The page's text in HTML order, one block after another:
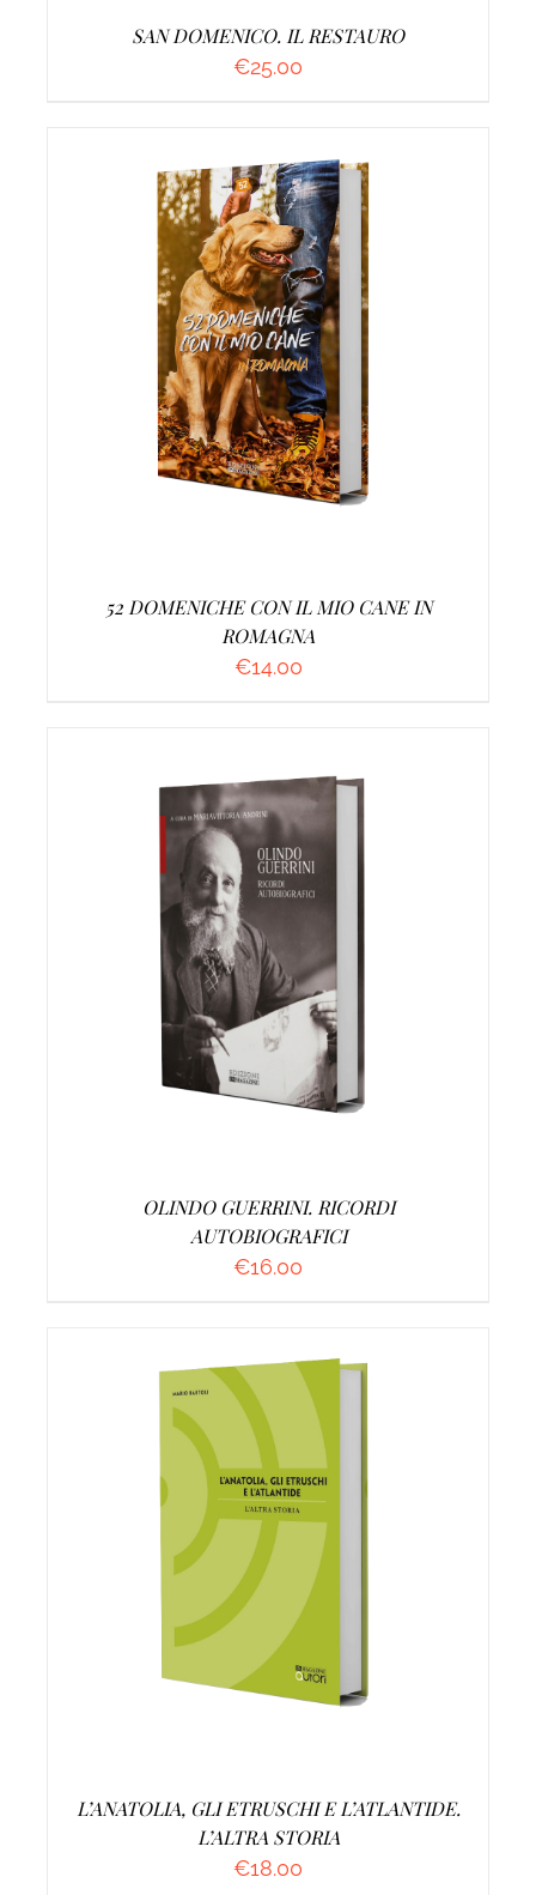
SAN DOMENICO. IL RESTAURO
€25.00
AGGIUNGI AL CARRELLO /
52 DOMENICHE CON IL MIO CANE IN
ROMAGNA
€14.00
AGGIUNGI AL CARRELLO
OLINDO GUERRINI. RICORDI
AUTOBIOGRAFICI
€16.00
AGGIUNGI AL CARRELLO /
L’ANATOLIA, GLI ETRUSCHI E L’ATLANTIDE.
L’ALTRA STORIA
€18.00